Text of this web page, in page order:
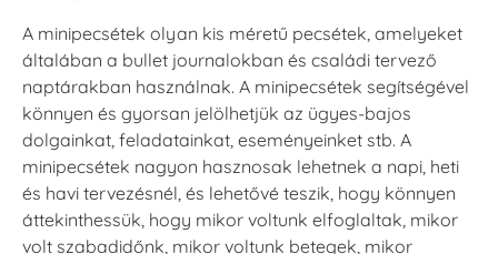
A minipecsétek olyan kis méretű pecsétek, amelyeket
általában a bullet journalokban és családi tervező
naptárakban használnak. A minipecsétek segítségével
könnyen és gyorsan jelölhetjük az ügyes-bajos
dolgainkat, feladatainkat, eseményeinket stb. A
minipecsétek nagyon hasznosak lehetnek a napi, heti
és havi tervezésnél, és lehetővé teszik, hogy könnyen
áttekinthessük, hogy mikor voltunk elfoglaltak, mikor
volt szabadidőnk, mikor voltunk betegek, mikor